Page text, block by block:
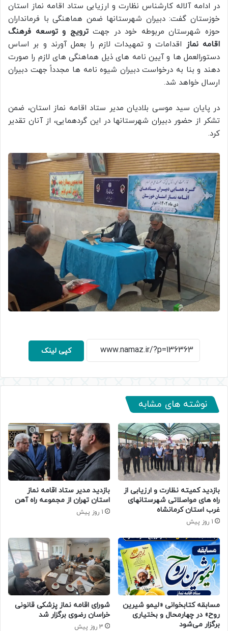
در ادامه آلاله کارشناس نظارت و ارزیابی ستاد اقامه نماز استان
خوزستان گفت: دبیران شهرستانها ضمن هماهنگی با فرمانداران
حوزه شهرستان مربوطه خود در جهتترویج و توسعه فرهنگ
اقامه نماز
اقدامات و تمهیدات لازم را بعمل آورند و بر اساس
دستورالعمل ها و آیین نامه های ذیل هماهنگی های لازم را صورت
دهند و بنا به درخواست دبیران شیوه نامه ها مجدداً جهت دبیران
ارسال خواهد شد.
در پایان سید موسی بلادیان مدیر ستاد اقامه نماز استان، ضمن
تشکر از حضور دبیران شهرستانها در این گردهمایی، از آنان تقدیر
کرد.
کپی لینک
نوشته های مشابه
بازدید کمیته نظارت و ارزیابی از
راه های مواصلاتی شهرستانهای
غرب استان کرمانشاه
1 روز پیش
بازدید مدیر ستاد اقامه نماز
استان تهران از مجموعه راه آهن
1 روز پیش
مسابقه کتابخوانی «لیمو شیرین
روح» در چهارمحال و بختیاری
برگزار می‌شود
شورای اقامه نماز پزشکی قانونی
خراسان رضوی برگزار شد
3 روز پیش